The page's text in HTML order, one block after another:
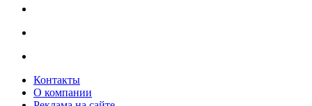
Контакты
О компании